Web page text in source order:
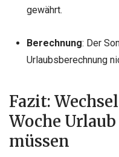
gewährt.
Berechnung: Der
Urlaubsberechnung
Fazit:
Woche
müssen